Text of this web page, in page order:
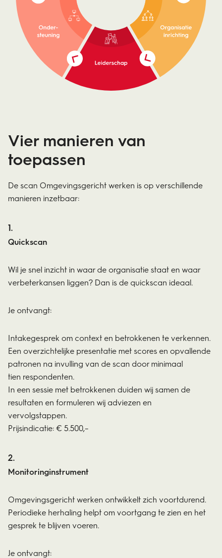
Vier manieren van
toepassen
De scan Omgevingsgericht werken is op verschillende
manieren inzetbaar:
Quickscan
Wil je snel inzicht in waar de organisatie staat en waar
verbeterkansen liggen? Dan is de quickscan ideaal.
Je ontvangt:
Intakegesprek om context en betrokkenen te verkennen.
Een overzichtelijke presentatie met scores en opvallende
patronen na invulling van de scan door minimaal
tien respondenten.
In een sessie met betrokkenen duiden wij samen de
resultaten en formuleren wij adviezen en
vervolgstappen.
Prijsindicatie: € 5.500,–
Monitoringinstrument
Omgevingsgericht werken ontwikkelt zich voortdurend.
Periodieke herhaling helpt om voortgang te zien en het
gesprek te blijven voeren.
Je ontvangt: